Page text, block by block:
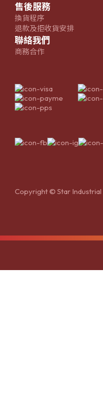
售後服務
換貨程序
退款及拒收貨安排
聯絡我們
商務合作
Copyright © Star Industrial